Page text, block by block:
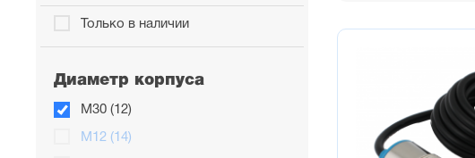
Только в наличии
Диаметр корпуса
М30 (12)
М12 (14)